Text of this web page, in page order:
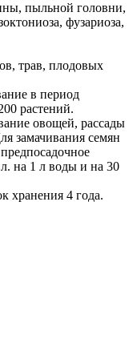
пыльной головни,
фузариоза,
трав, плодовых
в период
растений.
овощей, рассады
замачивания семян
на 1 л воды и на 30
хранения 4 года.